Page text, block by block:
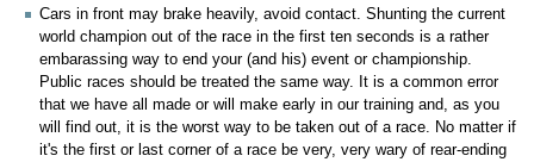
Cars in front may brake heavily, avoid contact. Shunting the current
world champion out of the race in the first ten seconds is a rather
embarassing way to end your (and his) event or championship.
Public races should be treated the same way. It is a common error
that we have all made or will make early in our training and, as you
will find out, it is the worst way to be taken out of a race. No matter if
it's the first or last corner of a race be very, very wary of rear-ending